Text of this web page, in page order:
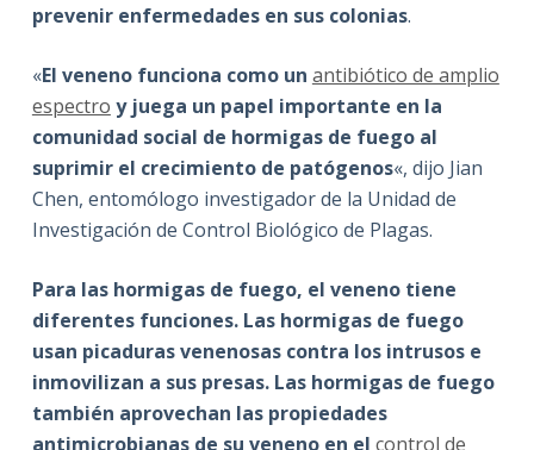
prevenir enfermedades en sus colonias.
«El veneno funciona como un antibiótico de amplio
espectro y juega un papel importante en la
comunidad social de hormigas de fuego al
suprimir el crecimiento de patógenos«, dijo Jian
Chen, entomólogo investigador de la Unidad de
Investigación de Control Biológico de Plagas.
Para las hormigas de fuego, el veneno tiene
diferentes funciones. Las hormigas de fuego
usan picaduras venenosas contra los intrusos e
inmovilizan a sus presas. Las hormigas de fuego
también aprovechan las propiedades
antimicrobianas de su veneno en el control de